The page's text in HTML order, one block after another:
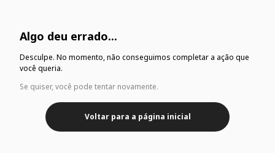
Algo deu errado...
Desculpe. No momento, não conseguimos completar a ação que
você queria.
Se quiser, você pode tentar novamente.
Voltar para a página inicial